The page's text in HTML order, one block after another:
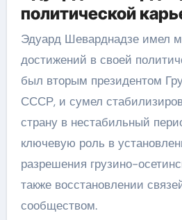
политической
Эдуард Шеварднадзе имел
достижений в своей
был вторым президентом
СССР, и сумел
страну в нестабильный
ключевую роль в
разрешения грузино-
также восстановлении
сообществом.